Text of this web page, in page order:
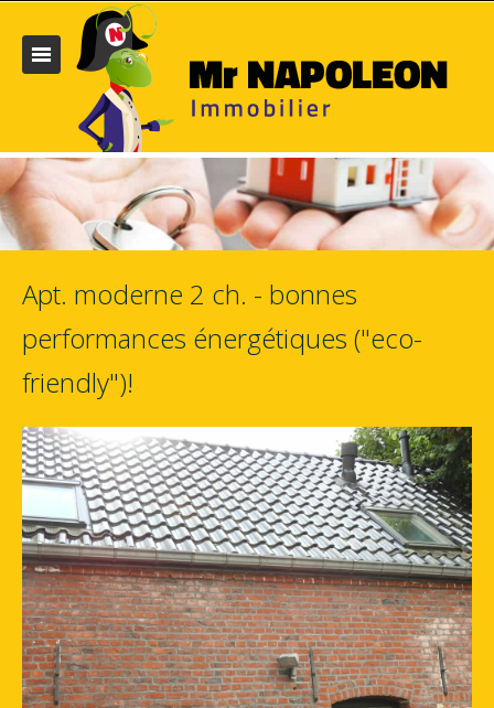
Apt. moderne 2 ch. - bonnes
performances énergétiques ("eco-
friendly")!